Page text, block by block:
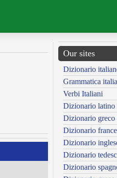
Our sites
Dizionario
Grammatica
Verbi Italiani
Dizionario latino
Dizionario greco
Dizionario
Dizionario
Dizionario
Dizionario